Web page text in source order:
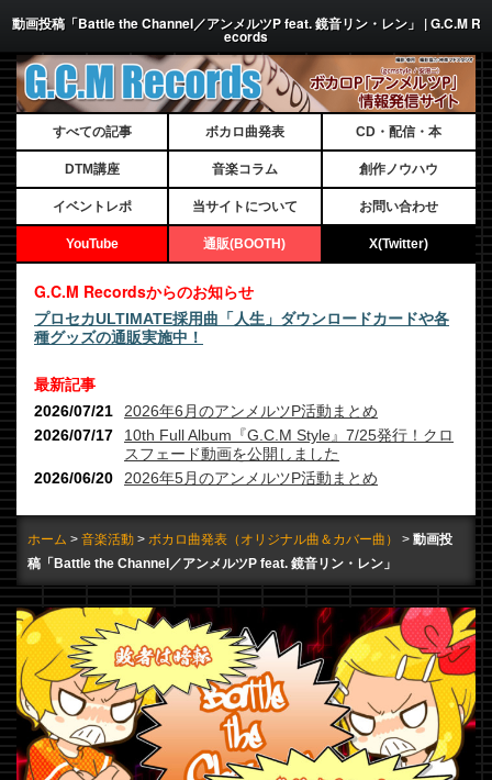
動画投稿「Battle the Channel／アンメルツP feat. 鏡音リン・レン」 | G.C.M R
ecords
すべての記事 ボカロ曲発表 CD・配信・本
DTM講座 音楽コラム 創作ノウハウ
イベントレポ 当サイトについて お問い合わせ
YouTube 通販(BOOTH) X(Twitter)
G.C.M Recordsからのお知らせ
プロセカULTIMATE採用曲「人生」ダウンロードカードや各
種グッズの通販実施中！
最新記事
2026年6月のアンメルツP活動まとめ
2026/07/21
10th Full Album『G.C.M Style』7/25発行！クロ
スフェード動画を公開しました
2026/07/17
2026年5月のアンメルツP活動まとめ
2026/06/20
ホーム 音楽活動 ボカロ曲発表（オリジナル曲＆カバー曲）
動画投
稿「Battle the Channel／アンメルツP feat. 鏡音リン・レン」